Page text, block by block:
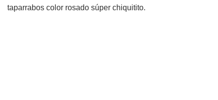
taparrabos color rosado súper chiquitito.